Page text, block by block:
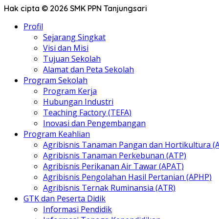
Hak cipta © 2026 SMK PPN Tanjungsari
Profil
Sejarang Singkat
Visi dan Misi
Tujuan Sekolah
Alamat dan Peta Sekolah
Program Sekolah
Program Kerja
Hubungan Industri
Teaching Factory (TEFA)
Inovasi dan Pengembangan
Program Keahlian
Agribisnis Tanaman Pangan dan Hortikultura
Agribisnis Tanaman Perkebunan (ATP)
Agribisnis Perikanan Air Tawar (APAT)
Agribisnis Pengolahan Hasil Pertanian (APHP)
Agribisnis Ternak Ruminansia (ATR)
GTK dan Peserta Didik
Informasi Pendidik